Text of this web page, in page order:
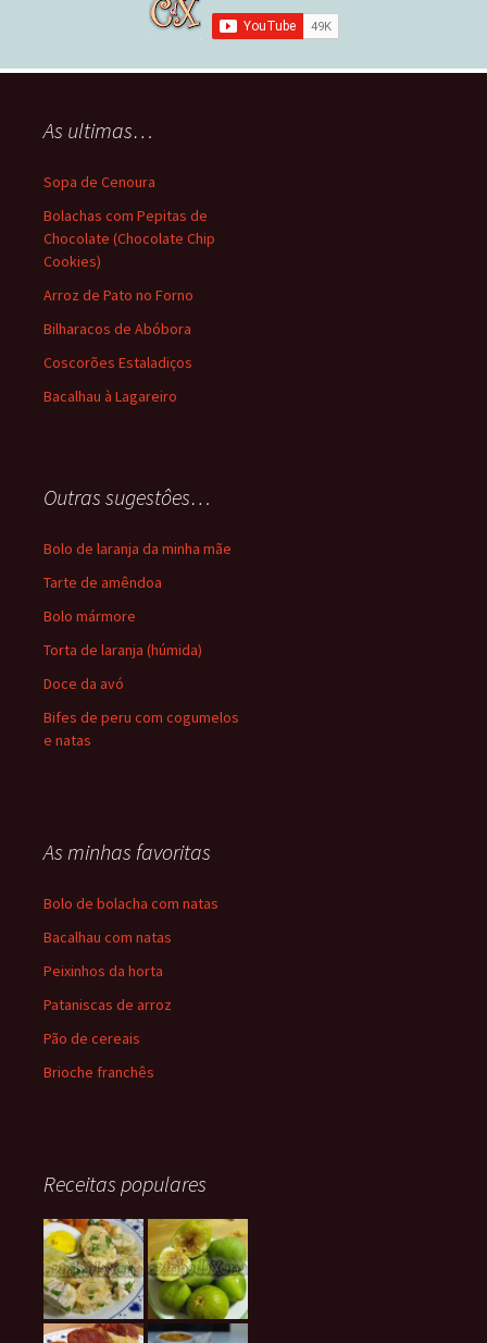
As ultimas…
Sopa de Cenoura
Bolachas com Pepitas de
Chocolate (Chocolate Chip
Cookies)
Arroz de Pato no Forno
Bilharacos de Abóbora
Coscorões Estaladiços
Bacalhau à Lagareiro
Outras sugestôes…
Bolo de laranja da minha mãe
Tarte de amêndoa
Bolo mármore
Torta de laranja (húmida)
Doce da avó
Bifes de peru com cogumelos
e natas
As minhas favoritas
Bolo de bolacha com natas
Bacalhau com natas
Peixinhos da horta
Pataniscas de arroz
Pão de cereais
Brioche franchês
Receitas populares